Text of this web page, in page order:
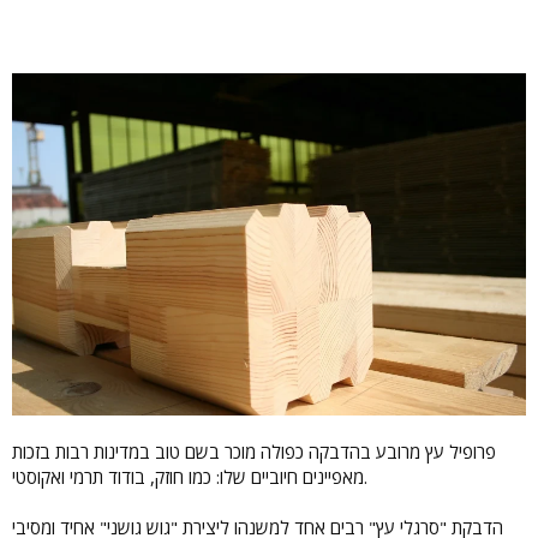
פרופיל עץ מרובע בהדבקה כפולה מוכר בשם טוב במדינות רבות בזכות
מאפיינים חיוביים שלו: כמו חוזק, בודוד תרמי ואקוסטי.
הדבקת "סרגלי עץ" רבים אחד למשנהו ליצירת "גוש גושני" אחיד ומסיבי